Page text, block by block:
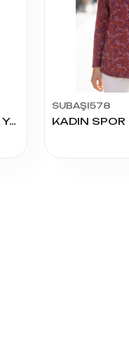
01 KADIN LİKRALI PARLA YAKA KOL TAŞLI BLUZ
SUBAŞI578